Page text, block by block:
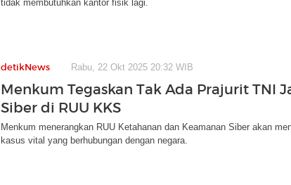
tidak membutuhkan kantor fisik lagi.
detikNews Rabu, 22 Okt 2025 20:32 WIB
Menkum Tegaskan Tak Ada Prajurit TNI
Siber di RUU KKS
Menkum menerangkan RUU Ketahanan dan Keamanan Siber akan
kasus vital yang berhubungan dengan negara.